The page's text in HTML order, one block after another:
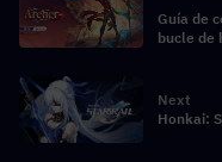
Guía de
bucle de
Next
Honkai: